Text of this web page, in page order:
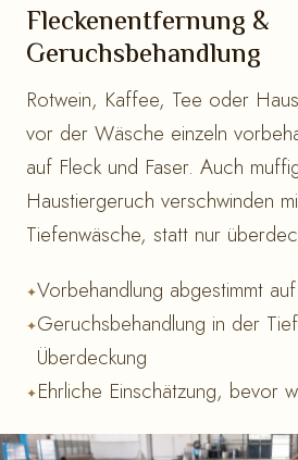
Fleckenentfernung &
Geruchsbehandlung
Rotwein, Kaffee, Tee oder
vor der Wäsche einzeln
auf Fleck und Faser. Auch
Haustiergeruch verschwinden
Tiefenwäsche, statt nur
Vorbehandlung abgestimmt
Geruchsbehandlung in der
Überdeckung
Ehrliche Einschätzung, bevor